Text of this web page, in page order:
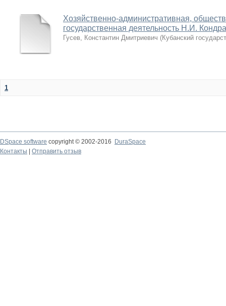
Хозяйственно-административная,
государственная деятельность Н.И.
Гусев, Константин Дмитриевич (Кубанский
1
DSpace software copyright © 2002-2016
DuraSpace
Контакты
Отправить отзыв